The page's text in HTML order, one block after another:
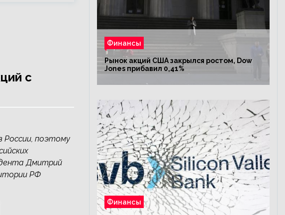
с
России, поэтому
Дмитрий
РФ
Финансы
Рынок акций США закрылся ростом, Dow
Jones прибавил 0,41%
Финансы